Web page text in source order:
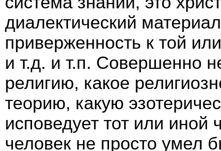
диалектический
приверженность к той
и т.д. и т.п. Совершенно
религию, какое
теорию, какую
исповедует тот или иной
человек не просто умел